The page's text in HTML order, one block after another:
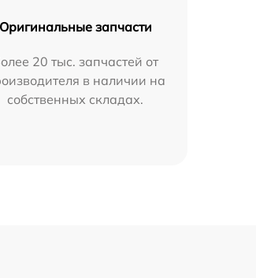
Оригинальные запчасти
20 тыс. запчастей от
в наличии на
собственных складах.